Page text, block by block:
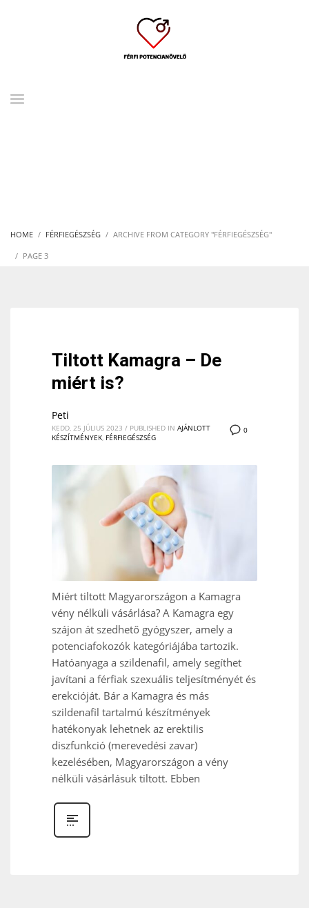
HOME FÉRFIEGÉSZSÉG ARCHIVE FROM CATEGORY "FÉRFIEGÉSZSÉG"
PAGE 3
Tiltott Kamagra – De
miért is?
0
Peti
KEDD, 25 JÚLIUS 2023 / PUBLISHED IN AJÁNLOTT
KÉSZÍTMÉNYEK, FÉRFIEGÉSZSÉG
Miért tiltott Magyarországon a Kamagra
vény nélküli vásárlása? A Kamagra egy
szájon át szedhető gyógyszer, amely a
potenciafokozók kategóriájába tartozik.
Hatóanyaga a szildenafil, amely segíthet
javítani a férfiak szexuális teljesítményét és
erekcióját. Bár a Kamagra és más
szildenafil tartalmú készítmények
hatékonyak lehetnek az erektilis
diszfunkció (merevedési zavar)
kezelésében, Magyarországon a vény
nélküli vásárlásuk tiltott. Ebben